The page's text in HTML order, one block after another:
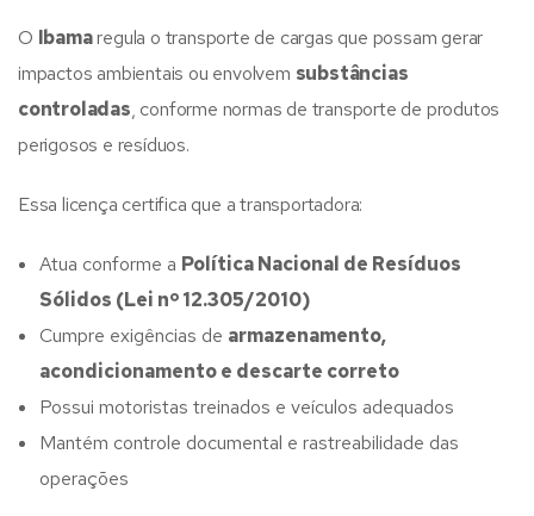
O Ibamaregula o transporte de cargas que possam gerar
impactos ambientais ou envolvem substâncias
controladas, conforme normas de transporte de produtos
perigosos e resíduos.
Essa licença certifica que a transportadora:
Atua conforme a Política Nacional de Resíduos
Sólidos (Lei nº 12.305/2010)
Cumpre exigências de armazenamento,
acondicionamento e descarte correto
Possui motoristas treinados e veículos adequados
Mantém controle documental e rastreabilidade das
operações